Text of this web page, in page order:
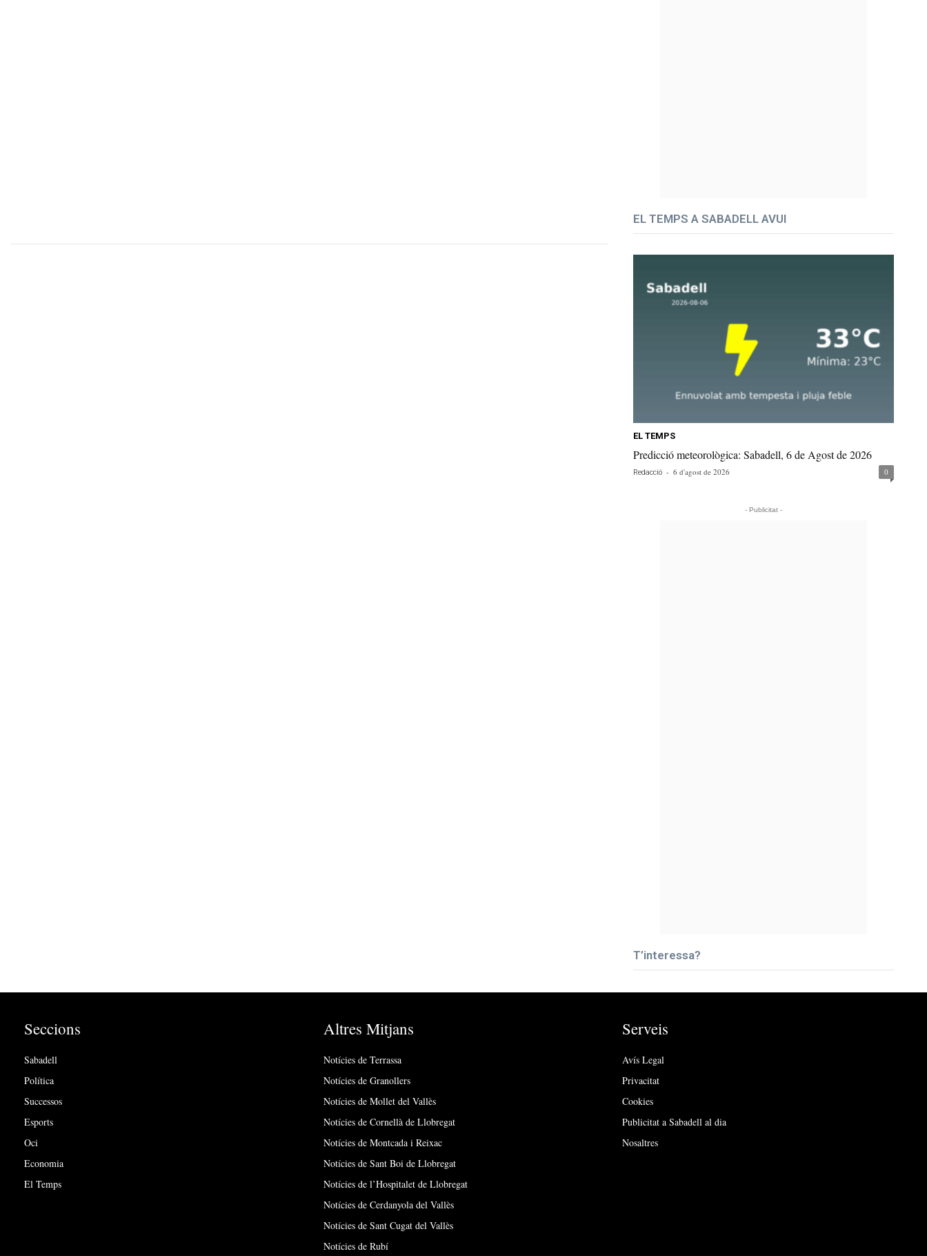
EL TEMPS A SABADELL AVUI
EL TEMPS
Predicció meteorològica: Sabadell, 6 de Agost de 2026
Redacció - 6 d'agost de 2026 0
- Publicitat -
T’interessa?
Seccions
Sabadell
Política
Successos
Esports
Oci
Economia
El Temps
Altres Mitjans
Notícies de Terrassa
Notícies de Granollers
Notícies de Mollet del Vallès
Notícies de Cornellà de Llobregat
Notícies de Montcada i Reixac
Notícies de Sant Boi de Llobregat
Notícies de l’Hospitalet de Llobregat
Notícies de Cerdanyola del Vallès
Notícies de Sant Cugat del Vallès
Notícies de Rubí
Serveis
Avís Legal
Privacitat
Cookies
Publicitat a Sabadell al dia
Nosaltres